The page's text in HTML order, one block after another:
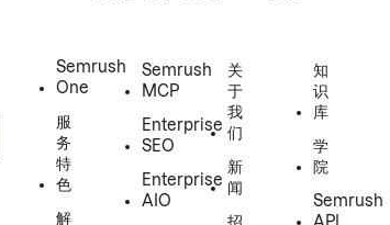
Semrush
One
服
务
特
色
解
Semrush
MCP
Enterprise
SEO
Enterprise
AIO
关
于
我
们
新
闻
知
识
库
学
院
Semrush